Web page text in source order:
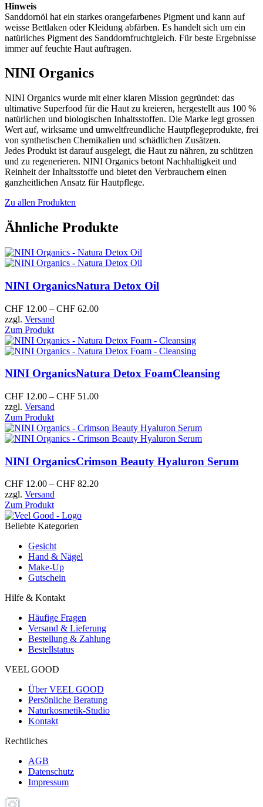
Hinweis
Sanddornöl hat ein starkes orangefarbenes Pigment und kann auf
weisse Bettlaken oder Kleidung abfärben. Es handelt sich um ein
natürliches Pigment des Sanddornfruchtgleich. Für beste Ergebnisse
immer auf feuchte Haut auftragen.
NINI Organics
NINI Organics wurde mit einer klaren Mission gegründet: das
ultimative Superfood für die Haut zu kreieren, hergestellt aus 100 %
natürlichen und biologischen Inhaltsstoffen. Die Marke legt grossen
Wert auf, wirksame und umweltfreundliche Hautpflegeprodukte, frei
von synthetischen Chemikalien und schädlichen Zusätzen.
Jedes Produkt ist darauf ausgelegt, die Haut zu nähren, zu schützen
und zu regenerieren. NINI Organics betont Nachhaltigkeit und
Reinheit der Inhaltsstoffe und bietet den Verbrauchern einen
ganzheitlichen Ansatz für Hautpflege.
Zu allen Produkten
Ähnliche Produkte
NINI OrganicsNatura Detox Oil
CHF 12.00 – CHF 62.00
zzgl. Versand
Zum Produkt
NINI OrganicsNatura Detox FoamCleansing
CHF 12.00 – CHF 51.00
zzgl. Versand
Zum Produkt
NINI OrganicsCrimson Beauty Hyaluron Serum
CHF 12.00 – CHF 82.20
zzgl. Versand
Zum Produkt
Beliebte Kategorien
Gesicht
Hand & Nägel
Make-Up
Gutschein
Hilfe & Kontakt
Häufige Fragen
Versand & Lieferung
Bestellung & Zahlung
Bestellstatus
VEEL GOOD
Über VEEL GOOD
Persönliche Beratung
Naturkosmetik-Studio
Kontakt
Rechtliches
AGB
Datenschutz
Impressum